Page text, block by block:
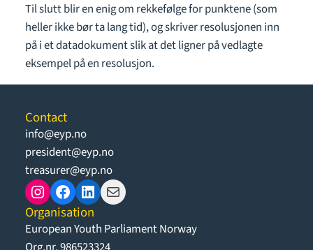
Til slutt blir en enig om rekkefølge for punktene (som
heller ikke bør ta lang tid), og skriver resolusjonen inn
på i et datadokument slik at det ligner på vedlagte
eksempel på en resolusjon.
Contact
info@eyp.no
president@eyp.no
treasurer@eyp.no
Instagram
Facebook
LinkedIn
Mail
Organisation
European Youth Parliament Norway